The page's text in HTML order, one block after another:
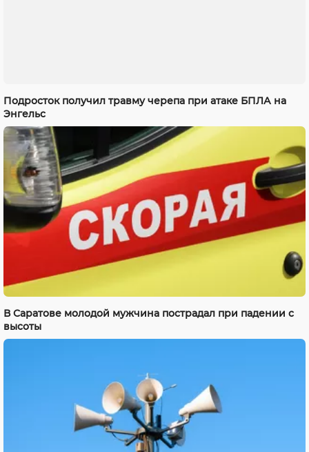
Подросток получил травму черепа при атаке БПЛА на
Энгельс
В Саратове молодой мужчина пострадал при падении с
высоты